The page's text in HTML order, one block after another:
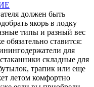
должен быть
якорь в лодку
типы и разный вес
ставится:
для
складные для
трапик или еще
летом комфортно